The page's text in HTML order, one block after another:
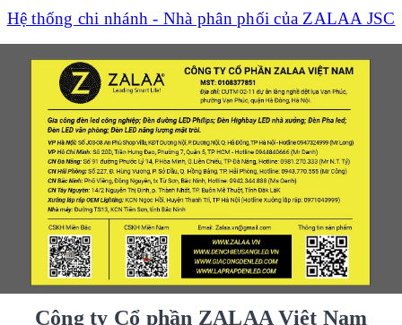
Hệ thống chi nhánh - Nhà phân phối của ZALAA JSC
Công ty Cổ phần ZALAA Việt Nam